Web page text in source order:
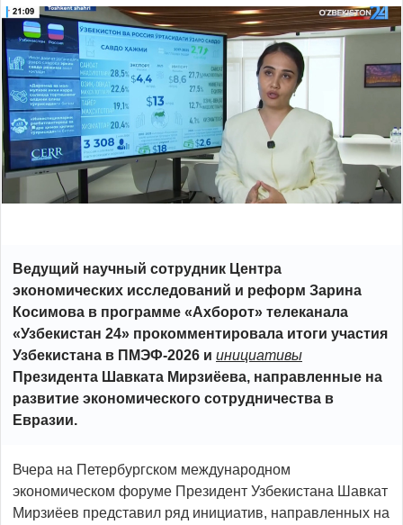
Ведущий научный сотрудник Центра
экономических исследований и реформ Зарина
Косимова в программе «Ахборот» телеканала
«Узбекистан 24» прокомментировала итоги участия
Узбекистана в ПМЭФ-2026 и инициативы
Президента Шавката Мирзиёева, направленные на
развитие экономического сотрудничества в
Евразии.
Вчера на Петербургском международном
экономическом форуме Президент Узбекистана Шавкат
Мирзиёев представил ряд инициатив, направленных на